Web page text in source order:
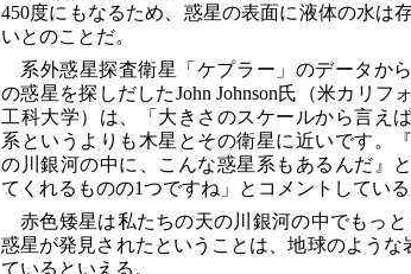
450度にもなるため、惑星の表面に液体の水は
いとのことだ。
系外惑星探査衛星「ケプラー」のデータか
の惑星を探しだしたJohn Johnson氏（米カリフ
工科大学）は、「大きさのスケールから言え
系というよりも木星とその衛星に近いです。
の川銀河の中に、こんな惑星系もあるんだ』
てくれるものの1つですね」とコメントしている
赤色矮星は私たちの天の川銀河の中でもっ
惑星が発見されたということは、地球のよう
ているといえる。